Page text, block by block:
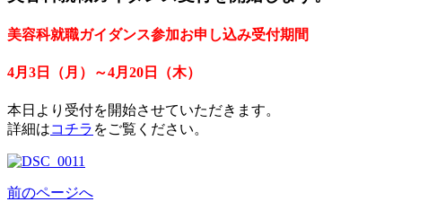
美容科就職ガイダンス参加お申し込み受付期間
4月3日（月）～4月20日（木）
本日より受付を開始させていただきます。
詳細はコチラ をご覧ください。
前のページへ